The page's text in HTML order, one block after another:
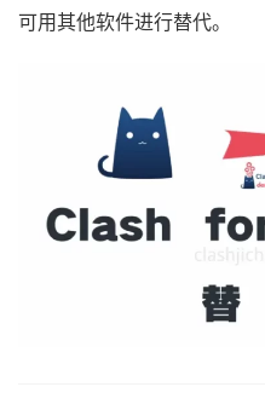
可用其他软件进行替代。